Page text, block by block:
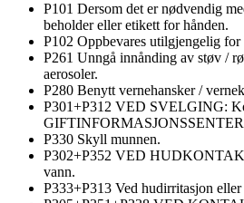
P101 Dersom det er nødvendig
beholder eller etikett for hånden.
P102 Oppbevares utilgjengelig for
P261 Unngå innånding av støv /
aerosoler.
P280 Benytt vernehansker /
P301+P312 VED SVELGING:
GIFTINFORMASJONSSENTER
P330 Skyll munnen.
P302+P352 VED
vann.
P333+P313 Ved hudirritasjon